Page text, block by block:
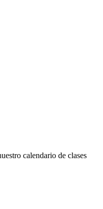
calendario de clases